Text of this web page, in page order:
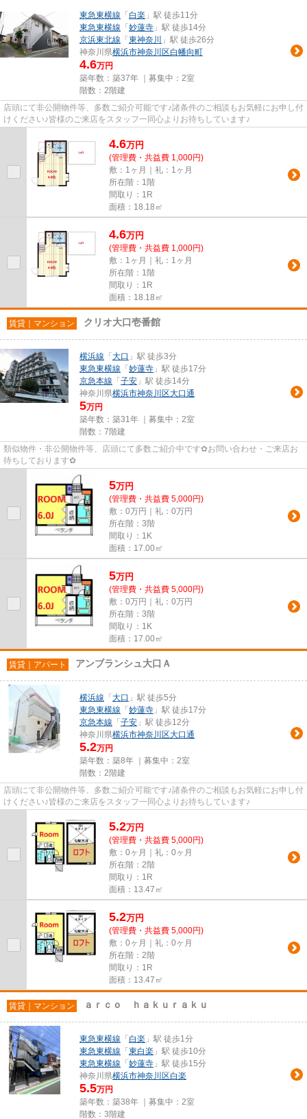
東急東横線 「 白楽 」駅 徒歩11分
東急東横線 「 妙蓮寺 」駅 徒歩14分
京浜東北線 「 東神奈川
」駅 徒歩26分
神奈川県横浜市神奈川区白幡向町
4.6万円
築年数：築37年 ｜募集中： 2室
階数：2階建
店頭にて非公開物件等、多数ご紹介可能です♪諸条件のご相談もお気軽にお申し付
けください♪皆様のご来店をスタッフ一同心よりお待ちしています♪
4.6万円
(管理費・共益費 1,000円)
敷：1ヶ月｜礼：1ヶ月
所在階：1階
間取り：1R
面積：18.18㎡
4.6万円
(管理費・共益費 1,000円)
敷：1ヶ月｜礼：1ヶ月
所在階：1階
間取り：1R
面積：18.18㎡
賃貸｜マンション クリオ大口壱番館
横浜線 「 大口 」駅 徒歩3分
東急東横線 「 妙蓮寺 」駅 徒歩17分
京急本線 「 子安 」駅 徒歩14分
神奈川県横浜市神奈川区大口通
5万円
築年数：築31年 ｜募集中： 2室
階数：7階建
類似物件・非公開物件等、店頭にて多数ご紹介中です✿お問い合わせ・ご来店お
待ちしております✿
5万円
(管理費・共益費 5,000円)
敷：0万円｜礼：0万円
所在階：3階
間取り：1K
面積：17.00㎡
5万円
(管理費・共益費 5,000円)
敷：0万円｜礼：0万円
所在階：3階
間取り：1K
面積：17.00㎡
賃貸｜アパート アンブランシュ大口Ａ
横浜線 「 大口 」駅 徒歩5分
東急東横線 「 妙蓮寺 」駅 徒歩17分
京急本線 「 子安 」駅 徒歩12分
神奈川県横浜市神奈川区大口通
5.2万円
築年数：築8年 ｜募集中： 2室
階数：2階建
店頭にて非公開物件等、多数ご紹介可能です♪諸条件のご相談もお気軽にお申し付
けください♪皆様のご来店をスタッフ一同心よりお待ちしています♪
5.2万円
(管理費・共益費 5,000円)
敷：0ヶ月｜礼：0ヶ月
所在階：2階
間取り：1R
面積：13.47㎡
5.2万円
(管理費・共益費 5,000円)
敷：0ヶ月｜礼：0ヶ月
所在階：2階
間取り：1R
面積：13.47㎡
賃貸｜マンション ａｒｃｏ ｈａｋｕｒａｋｕ
東急東横線 「 白楽 」駅 徒歩1分
東急東横線 「 東白楽 」駅 徒歩10分
東急東横線 「 妙蓮寺 」駅 徒歩15分
神奈川県横浜市神奈川区白楽
5.5万円
築年数：築38年 ｜募集中： 2室
階数：3階建